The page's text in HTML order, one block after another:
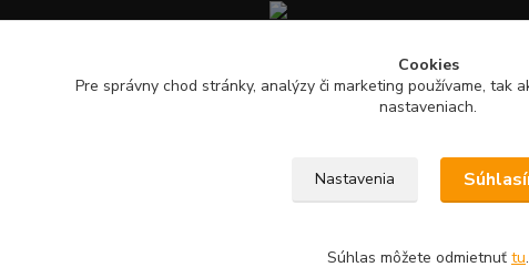
Bezpečná platba kartou, Google
Apple Pay a bankovým
Cookies
Pre správny chod stránky, analýzy či marketing používame, tak
nastaveniach.
Nastavenia
Súhlas môžete odmietnuť tu.